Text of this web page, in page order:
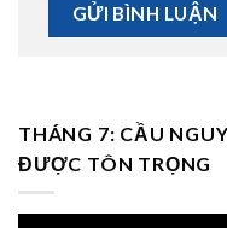
THÁNG 7: CẦU
ĐƯỢC TÔN TRỌNG